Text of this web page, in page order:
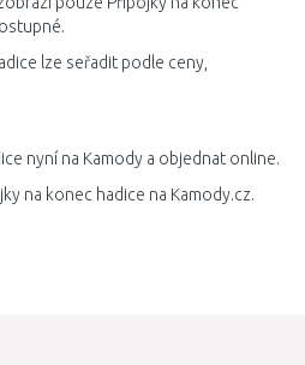
lze seřadit podle ceny,
nyní na Kamody a objednat online.
na konec hadice na Kamody.cz.